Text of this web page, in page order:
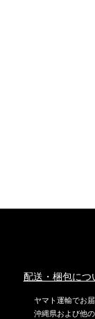
配送・梱包につ
ヤマト運輸でお
沖縄県および他